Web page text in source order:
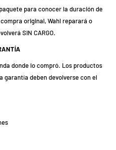
para conocer la duración de
original, Wahl reparará o
SIN CARGO.
donde lo compró. Los productos
garantía deben devolverse con el